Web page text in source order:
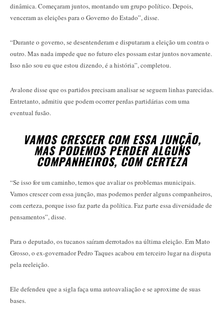
dinâmica. Começaram juntos, montando um grupo político. Depois,
venceram as eleições para o Governo do Estado”, disse.
“Durante o governo, se desentenderam e disputaram a eleição um contra o
outro. Mas nada impede que no futuro eles possam estar juntos novamente.
Isso não sou eu que estou dizendo, é a história”, completou.
Avalone disse que os partidos precisam analisar se seguem linhas parecidas.
Entretanto, admitiu que podem ocorrer perdas partidárias com uma
eventual fusão.
VAMOS CRESCER COM ESSA JUNÇÃO,
MAS PODEMOS PERDER ALGUNS
COMPANHEIROS, COM CERTEZA
“Se isso for um caminho, temos que avaliar os problemas municipais.
Vamos crescer com essa junção, mas podemos perder alguns companheiros,
com certeza, porque isso faz parte da política. Faz parte essa diversidade de
pensamentos”, disse.
Para o deputado, os tucanos saíram derrotados na última eleição. Em Mato
Grosso, o ex-governador Pedro Taques acabou em terceiro lugar na disputa
pela reeleição.
Ele defendeu que a sigla faça uma autoavaliação e se aproxime de suas
bases.